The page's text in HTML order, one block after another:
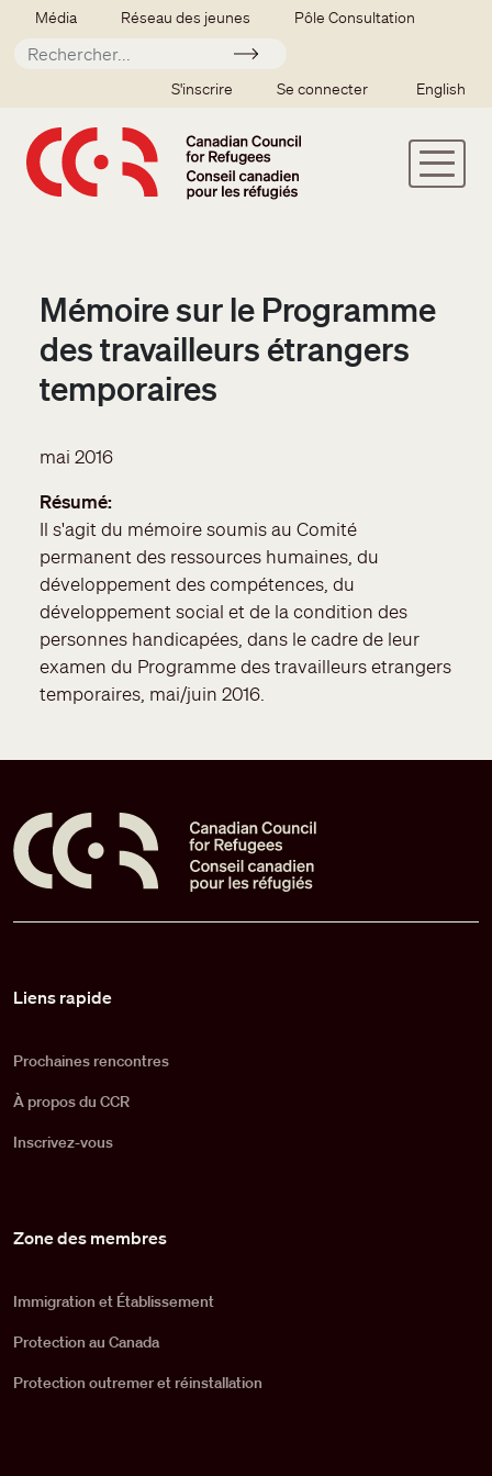
Aller au contenu principal
Secondary menu
Média Réseau des jeunes Pôle Consultation
Soumettre
SSO user menu
S'inscrire Se connecter English
Mémoire sur le Programme
des travailleurs étrangers
temporaires
mai 2016
Résumé
Il s'agit du mémoire soumis au Comité
permanent des ressources humaines, du
développement des compétences, du
développement social et de la condition des
personnes handicapées, dans le cadre de leur
examen du Programme des travailleurs etrangers
temporaires, mai/juin 2016.
Liens rapide
Prochaines rencontres
À propos du CCR
Inscrivez-vous
Zone des membres
Immigration et Établissement
Protection au Canada
Protection outremer et réinstallation